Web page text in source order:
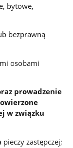
bytowe,
bezprawną
osobami
prowadzenie
w związku
zastępczej;